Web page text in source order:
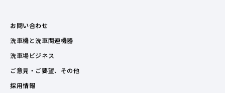
お問い合わせ
洗車機と洗車関連機器
洗車場ビジネス
ご意見・ご要望、その他
採用情報